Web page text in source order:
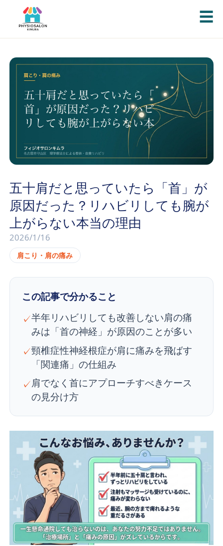
☰
五十肩だと思っていたら「首」が
原因だった？リハビリしても腕が
上がらない本当の理由
2026/1/16
肩こり・肩の痛み
この記事で分かること
✓半年リハビリしても改善しない肩の痛
みは「首の神経」が原因のことが多い
✓頸椎症性神経根症が肩に痛みを飛ばす
「関連痛」の仕組み
✓肩でなく首にアプローチすべきケース
の見分け方